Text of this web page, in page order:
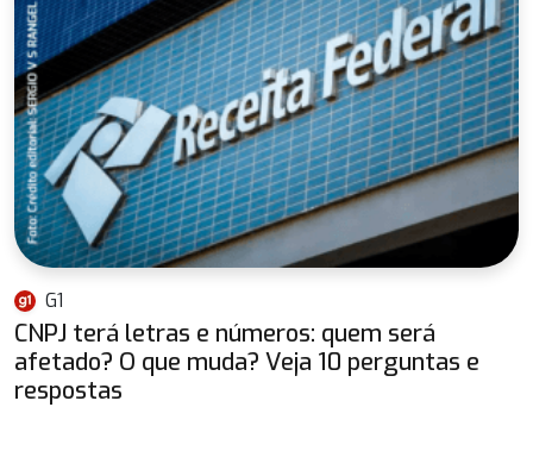
G1
CNPJ terá letras e números: quem será
afetado? O que muda? Veja 10 perguntas e
respostas